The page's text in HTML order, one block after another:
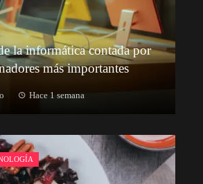
la informática contada por
más importantes
Hace 1 semana